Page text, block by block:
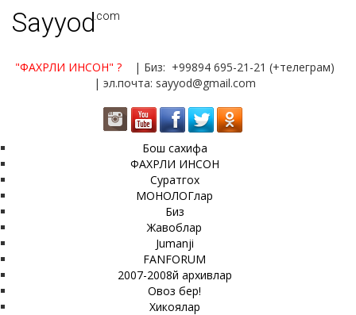
Sayyod.com
"ФАХРЛИ ИНСОН" ?
| Биз: +99894 695-21-21 (+телеграм)
| эл.почта: sayyod@gmail.com
Бош сахифа
ФАХРЛИ ИНСОН
Суратгох
МОНОЛОГлар
Биз
Жавоблар
Jumanji
FANFORUM
2007-2008й архивлар
Овоз бер!
Хикоялар